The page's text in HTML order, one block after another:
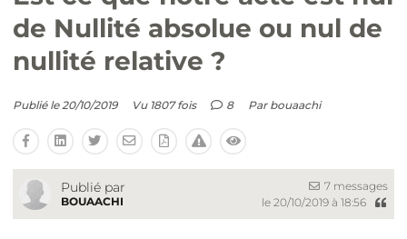
de Nullité absolue ou nul de
nullité relative ?
Publié le 20/10/2019 Vu 1807 fois 8 Par bouaachi
Publié par
BOUAACHI
7 messages
le 20/10/2019 à 18:56